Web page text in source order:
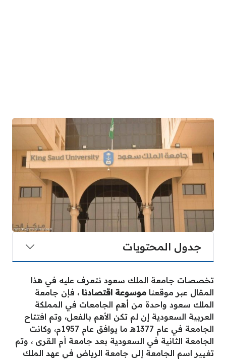
جدول المحتويات
تخصصات جامعة الملك سعود نتعرف عليه في هذا
المقال عبر موقعنا موسوعة اقتصادنا ، فإن جامعة
الملك سعود واحدة من أهم الجامعات في المملكة
العربية السعودية إن لم تكن الأهم بالفعل، وتم افتتاح
الجامعة في عام 1377هـ ما يوافق عام 1957م، وكانت
الجامعة الثانية في السعودية بعد جامعة أم القرى ، وتم
تغيير اسم الجامعة إلى جامعة الرياض في عهد الملك